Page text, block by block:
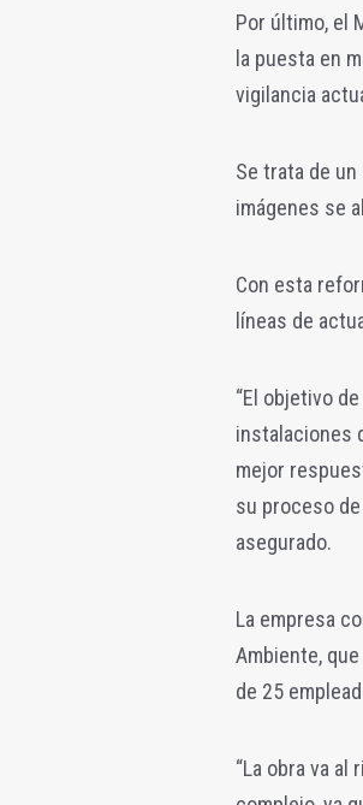
Por último, el
la puesta en
vigilancia
Se trata de
imágenes se
Con esta
líneas de
“El objetivo
instalaciones
mejor
su proceso
asegurado.
La empresa
Ambiente,
de 25
“La obra va al